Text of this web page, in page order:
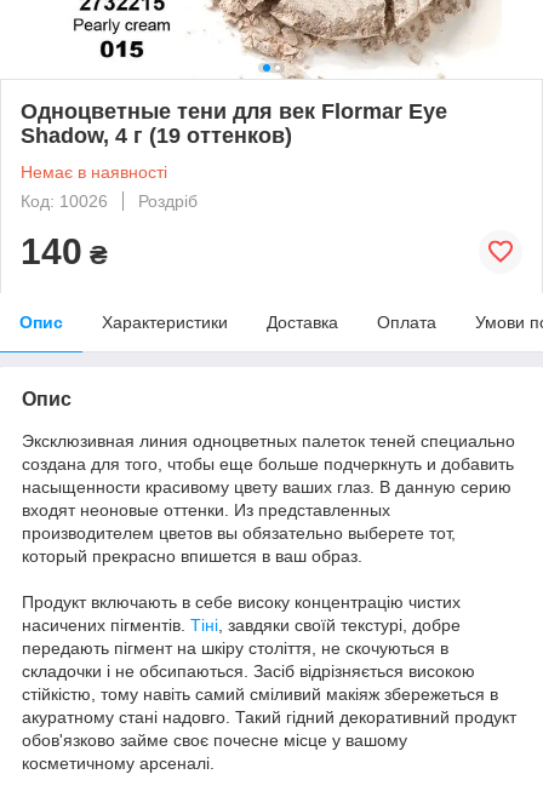
Одноцветные тени для век Flormar Eye
Shadow, 4 г (19 оттенков)
Немає в наявності
Код: 10026
Роздріб
140 ₴
Опис Характеристики Доставка Оплата Умови
Опис
Эксклюзивная линия одноцветных палеток теней специально
создана для того, чтобы еще больше подчеркнуть и добавить
насыщенности красивому цвету ваших глаз. В данную серию
входят неоновые оттенки. Из представленных
производителем цветов вы обязательно выберете тот,
который прекрасно впишется в ваш образ.
Продукт включають в себе високу концентрацію чистих
насичених пігментів. Тіні , завдяки своїй текстурі, добре
передають пігмент на шкіру століття, не скочуються в
складочки і не обсипаються. Засіб відрізняється високою
стійкістю, тому навіть самий сміливий макіяж збережеться в
акуратному стані надовго. Такий гідний декоративний продукт
обов'язково займе своє почесне місце у вашому
косметичному арсеналі.